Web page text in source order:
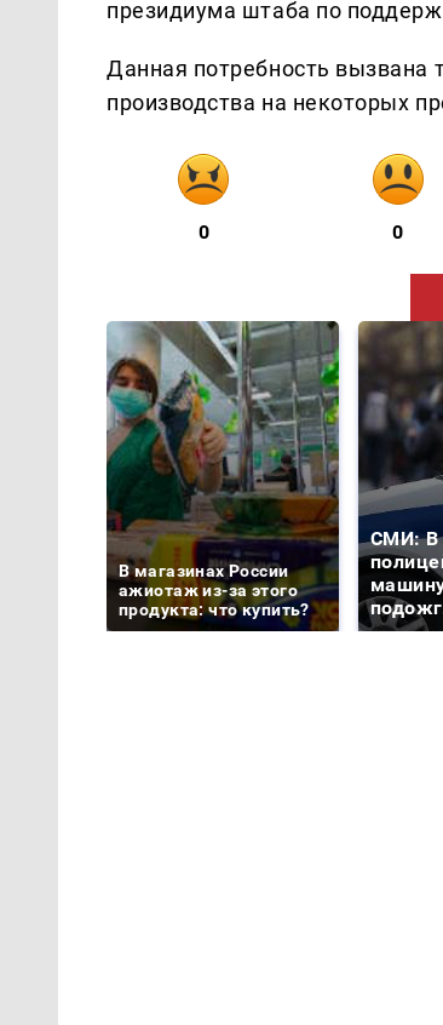
президиума штаба по
Данная потребность вызвана
производства на некоторых
0 0
В магазинах России
ажиотаж из-за этого
продукта: что купить?
СМИ: В